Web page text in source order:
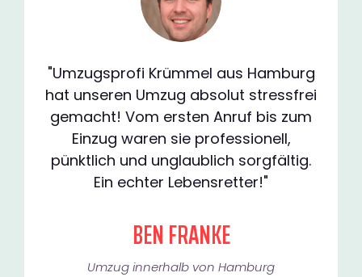
"Umzugsprofi Krümmel aus Hamburg
hat unseren Umzug absolut stressfrei
gemacht! Vom ersten Anruf bis zum
Einzug waren sie professionell,
pünktlich und unglaublich sorgfältig.
Ein echter Lebensretter!"
BEN FRANKE
Umzug innerhalb von Hamburg​